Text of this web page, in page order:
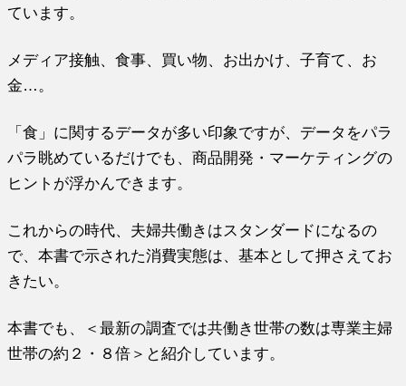
ています。
メディア接触、食事、買い物、お出かけ、子育て、お
金…。
「食」に関するデータが多い印象ですが、データをパラ
パラ眺めているだけでも、商品開発・マーケティングの
ヒントが浮かんできます。
これからの時代、夫婦共働きはスタンダードになるの
で、本書で示された消費実態は、基本として押さえてお
きたい。
本書でも、＜最新の調査では共働き世帯の数は専業主婦
世帯の約２・８倍＞と紹介しています。